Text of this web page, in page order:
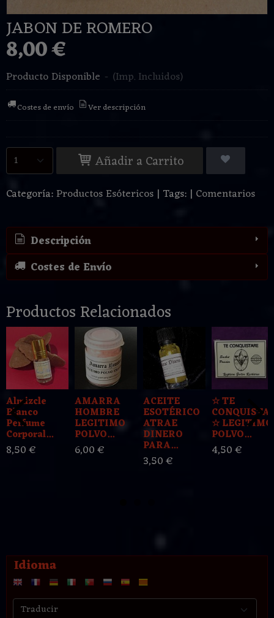
Idioma
JABON DE ROMERO
8,00 €
Producto Disponible - (Imp. Incluidos)
Costes de envío Ver descripción
Añadir a Carrito
Categoría:Productos Esótericos | Tags: | Comentarios
Descripción
Costes de Envío
Productos Relacionados
Almizcle
Blanco
Perfume
Corporal...
8,50 €
AMARRA
HOMBRE
LEGITIMO
POLVO...
6,00 €
ACEITE
ESOTÉRICO
ATRAE
DINERO
PARA...
3,50 €
☆ TE
☆ LEGITIMO
POLVO...
4,50 €